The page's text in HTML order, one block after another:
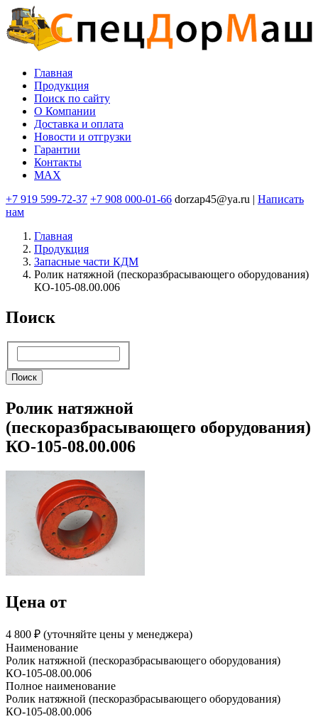
Перейти
к
основному
содержанию
Основная
навигация
Главная
Продукция
Поиск по сайту
O Компании
Доставка и оплата
Новости и отгрузки
Гарантии
Контакты
MAX
+7 919 599-72-37 +7 908 000-01-66 dorzap45@ya.ru | Написать
нам
Главная
Продукция
Запасные части КДМ
Ролик натяжной (пескоразбрасывающего оборудования)
КО-105-08.00.006
Поиск
Поиск
Ролик натяжной
(пескоразбрасывающего оборудования)
КО-105-08.00.006
Цена от
4 800 ₽︁ (уточняйте цены у менеджера)
Наименование
Ролик натяжной (пескоразбрасывающего оборудования)
КО-105-08.00.006
Полное наименование
Ролик натяжной (пескоразбрасывающего оборудования)
КО-105-08.00.006